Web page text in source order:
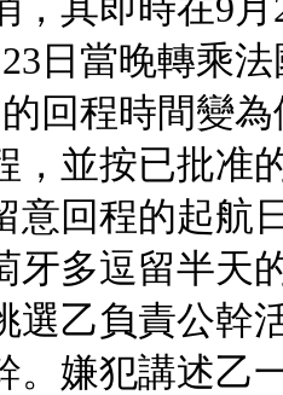
，其即時在9
日當晚轉乘
回程時間變
，並按已批准
意回程的起航
牙多逗留半天
乙負責公幹活
。嫌犯講述乙